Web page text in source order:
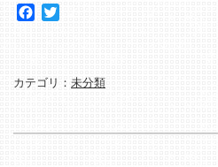
Facebook
カテゴリ： 未分類